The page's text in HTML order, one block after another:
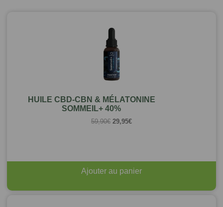
HUILE CBD-CBN & MÉLATONINE
SOMMEIL+ 40%
59,90€ Le
29,95€Le
Ajouter au panier